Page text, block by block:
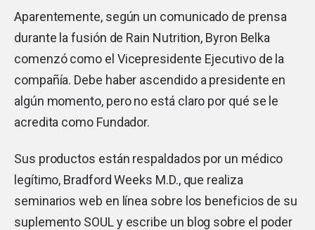
Aparentemente, según un comunicado de prensa
durante la fusión de Rain Nutrition, Byron Belka
comenzó como el Vicepresidente Ejecutivo de la
compañía. Debe haber ascendido a presidente en
algún momento, pero no está claro por qué se le
acredita como Fundador.
Sus productos están respaldados por un médico
legítimo, Bradford Weeks M.D., que realiza
seminarios web en línea sobre los beneficios de su
suplemento SOUL y escribe un blog sobre el poder